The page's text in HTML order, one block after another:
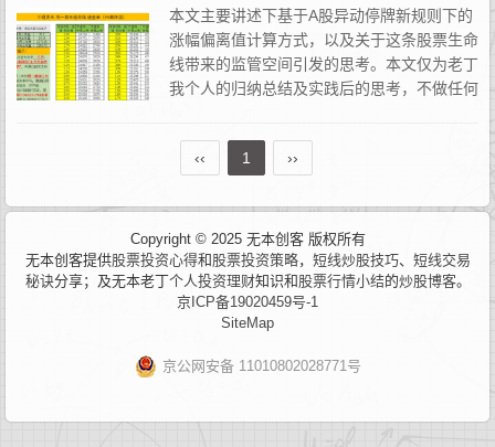
本文主要讲述下基于A股异动停牌新规则下的
涨幅偏离值计算方式，以及关于这条股票生命
线带来的监管空间引发的思考。本文仅为老丁
我个人的归纳总结及实践后的思考，不做任何
的东西，如果有擅长自己总结且有独到见解，完全可以略过。市面
‹‹ 1 ››
Copyright © 2025 无本创客 版权所有
无本创客提供股票投资心得和 股票投资策略， 短线炒股技巧、 短线交易
秘诀分享；及无本老丁个人投资理财知识和 股票行情小结的炒股博客。
京ICP备19020459号-1
SiteMap
京公网安备 11010802028771号